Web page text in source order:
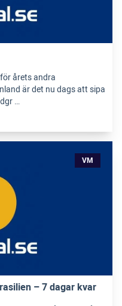
årets andra
är det nu dags att sipa
…
VM
– 7 dagar kvar